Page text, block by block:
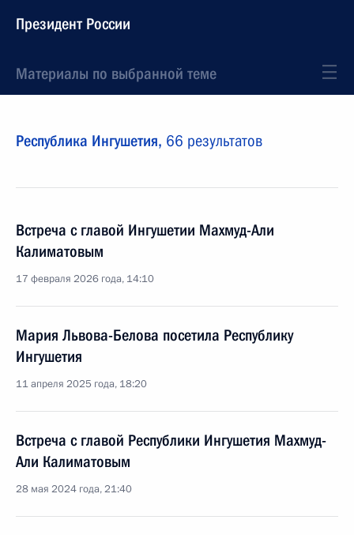
Президент России
Материалы по выбранной теме
Республика Ингушетия, 66 результатов
Встреча с главой Ингушетии Махмуд-Али
Калиматовым
17 февраля 2026 года, 14:10
Мария Львова-Белова посетила Республику
Ингушетия
11 апреля 2025 года, 18:20
Встреча с главой Республики Ингушетия Махмуд-
Али Калиматовым
28 мая 2024 года, 21:40